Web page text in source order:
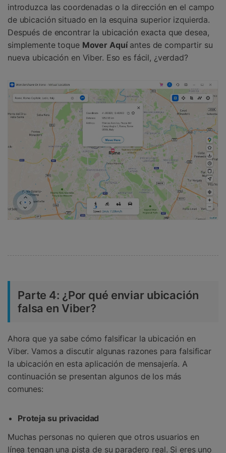
introduzca las coordenadas o la dirección en el campo
de ubicación situado en la esquina superior izquierda.
Después de encontrar la ubicación exacta que desea,
simplemente toque Mover Aquíantes de compartir su
nueva ubicación en Viber. Eso es fácil, ¿verdad?
Parte 4: ¿Por qué enviar ubicación
falsa en Viber?
Ahora que ya sabe cómo falsificar la ubicación en
Viber. Vamos a discutir algunas razones para falsificar
la ubicación en esta aplicación de mensajería. A
continuación se presentan algunos de los más
comunes:
Proteja su privacidad
Muchas personas no quieren que otros usuarios en
línea tengan una pista de su paradero real. Si eres uno